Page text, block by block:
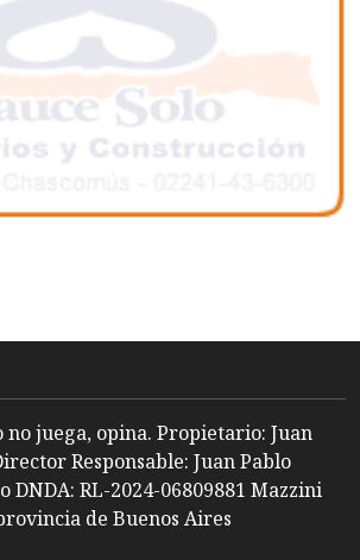
no juega, opina. Propietario: Juan
Responsable: Juan Pablo
DNDA: RL-2024-06809881 Mazzini
de Buenos Aires